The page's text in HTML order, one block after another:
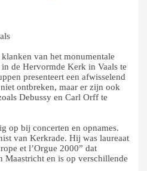
van het monumentale
de Hervormde Kerk in Vaals te
presenteert een afwisselend
ontbreken, maar er zijn ook
Debussy en Carl Orff te
op bij concerten en opnames.
van Kerkrade. Hij was laureaat
et l’Orgue 2000” dat
en is op verschillende